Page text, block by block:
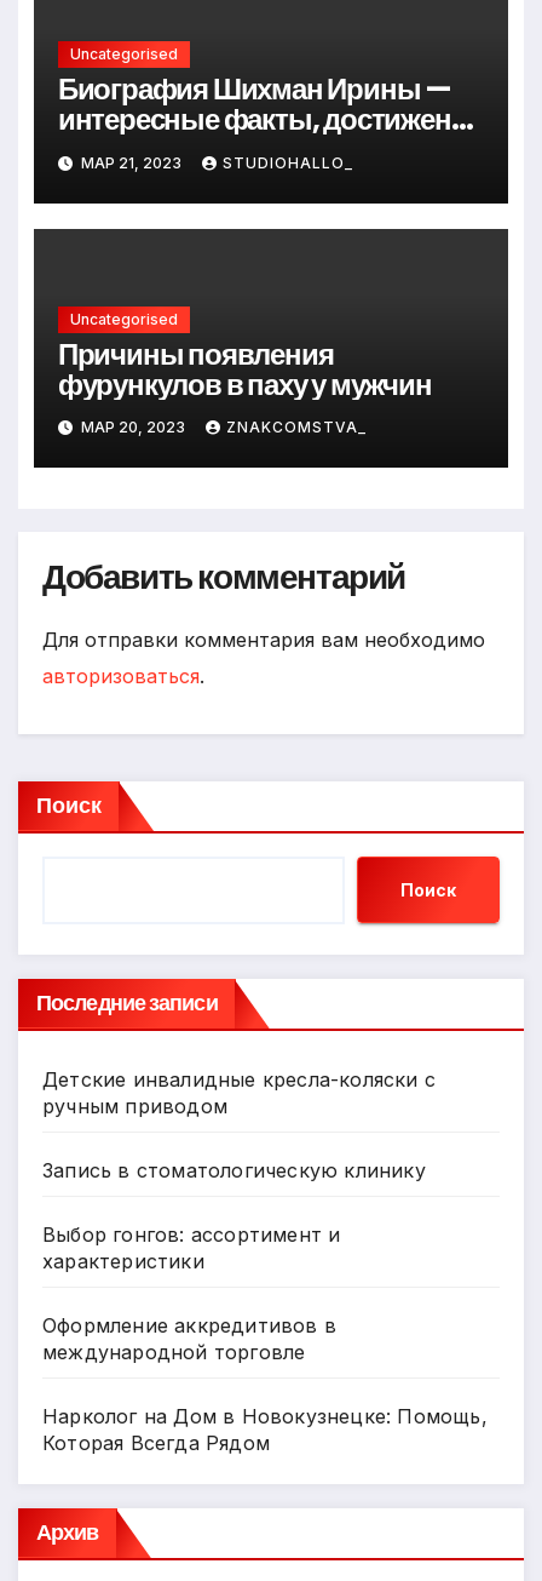
Uncategorised
Биография Шихман Ирины —
интересные факты, достижения
и путь к успеху
МАР 21, 2023 STUDIOHALLO_
Uncategorised
Причины появления
фурункулов в паху у мужчин
МАР 20, 2023 ZNAKCOMSTVA_
Добавить комментарий
Для отправки комментария вам необходимо
авторизоваться.
Поиск
Поиск
Последние записи
Детские инвалидные кресла-коляски с
ручным приводом
Запись в стоматологическую клинику
Выбор гонгов: ассортимент и
характеристики
Оформление аккредитивов в
международной торговле
Нарколог на Дом в Новокузнецке: Помощь,
Которая Всегда Рядом
Архив